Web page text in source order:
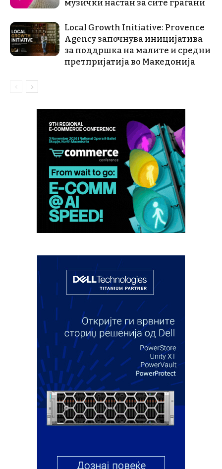
музички настан за сите граѓани
Local Growth Initiative: Provence
Agency започнува иницијатива
за поддршка на малите и средни
претпријатија во Македонија